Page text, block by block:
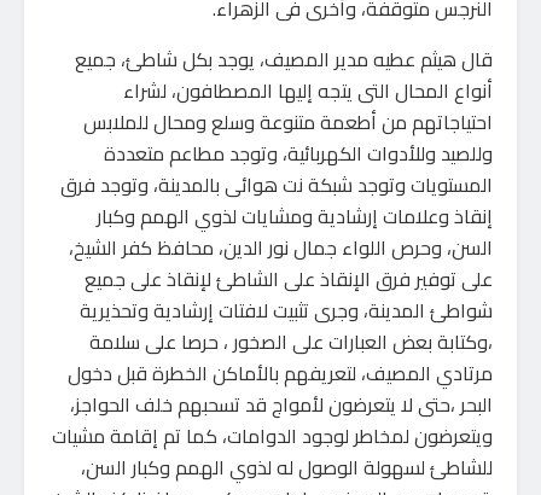
النرجس متوقفة، وأخرى فى الزهراء.
قال هيثم عطيه مدير المصيف، يوجد بكل شاطئ، جميع
أنواع المحال التى يتجه إليها المصطافون، لشراء
احتياجاتهم من أطعمة متنوعة وسلع ومحال للملابس
وللصيد وللأدوات الكهربائية، وتوجد مطاعم متعددة
المستويات وتوجد شبكة نت هوائى بالمدينة، وتوجد فرق
إنقاذ وعلامات إرشادية ومشايات لذوي الهمم وكبار
السن، وحرص اللواء جمال نور الدين، محافظ كفر الشيخ،
على توفير فرق الإنقاذ على الشاطئ لإنقاذ على جميع
شواطئ المدينة، وجرى تثبيت لافتات إرشادية وتحذيرية
،وكتابة بعض العبارات على الصخور ، حرصا على سلامة
مرتادي المصيف، لتعريفهم بالأماكن الخطرة قبل دخول
البحر ،حتى لا يتعرضون لأمواج قد تسحبهم خلف الحواجز،
ويتعرضون لمخاطر لوجود الدوامات، كما تم إقامة مشيات
للشاطئ لسهولة الوصول له لذوي الهمم وكبار السن،